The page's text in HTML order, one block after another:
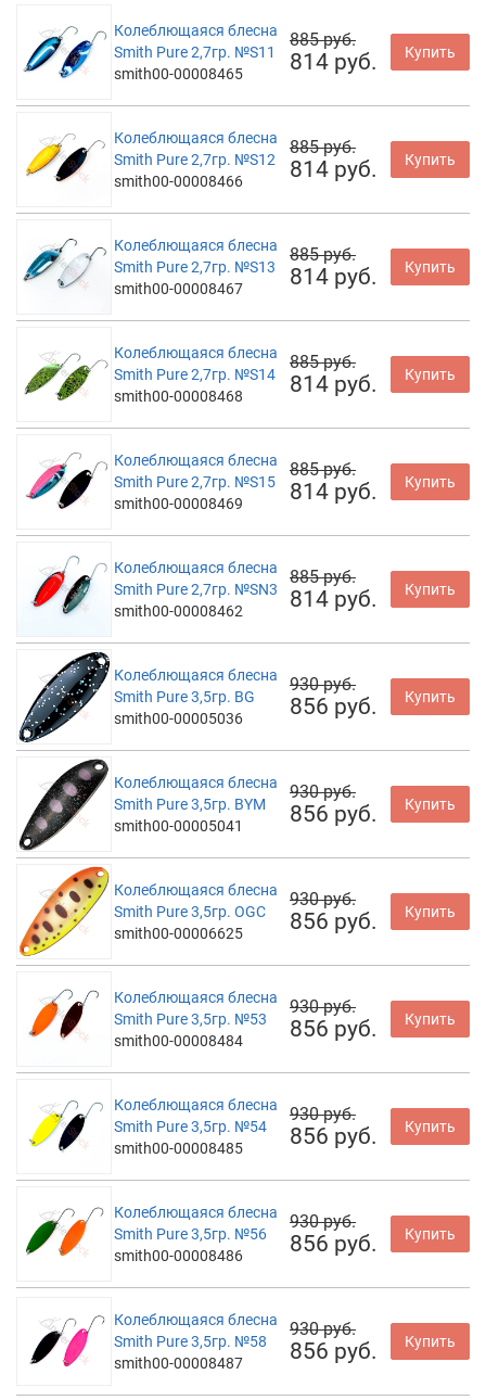
Колеблющаяся блесна
Smith Pure 2,7гр. №S11
smith00-00008465
885 руб.
814 руб. Купить
Колеблющаяся блесна
Smith Pure 2,7гр. №S12
smith00-00008466
885 руб.
814 руб. Купить
Колеблющаяся блесна
Smith Pure 2,7гр. №S13
smith00-00008467
885 руб.
814 руб. Купить
Колеблющаяся блесна
Smith Pure 2,7гр. №S14
smith00-00008468
885 руб.
814 руб. Купить
Колеблющаяся блесна
Smith Pure 2,7гр. №S15
smith00-00008469
885 руб.
814 руб. Купить
Колеблющаяся блесна
Smith Pure 2,7гр. №SN3
smith00-00008462
885 руб.
814 руб. Купить
Колеблющаяся блесна
Smith Pure 3,5гр. BG
smith00-00005036
930 руб.
856 руб. Купить
Колеблющаяся блесна
Smith Pure 3,5гр. BYM
smith00-00005041
930 руб.
856 руб. Купить
Колеблющаяся блесна
Smith Pure 3,5гр. OGC
smith00-00006625
930 руб.
856 руб. Купить
Колеблющаяся блесна
Smith Pure 3,5гр. №53
smith00-00008484
930 руб.
856 руб. Купить
Колеблющаяся блесна
Smith Pure 3,5гр. №54
smith00-00008485
930 руб.
856 руб. Купить
Колеблющаяся блесна
Smith Pure 3,5гр. №56
smith00-00008486
930 руб.
856 руб. Купить
Колеблющаяся блесна
Smith Pure 3,5гр. №58
smith00-00008487
930 руб.
856 руб. Купить